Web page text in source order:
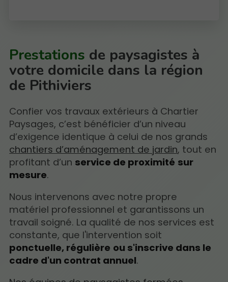
Prestations de paysagistes à
votre domicile dans la région
de Pithiviers
Confier vos travaux extérieurs à Chartier
Paysages, c’est bénéficier d’un niveau
d’exigence identique à celui de nos grands
chantiers d’aménagement de jardin, tout en
profitant d’un service de proximité sur
mesure.
Nous intervenons avec notre propre
matériel professionnel et garantissons un
travail soigné. La qualité de nos services est
constante, que l'intervention soit
ponctuelle, régulière ou s'inscrive dans le
cadre d'un contrat annuel.